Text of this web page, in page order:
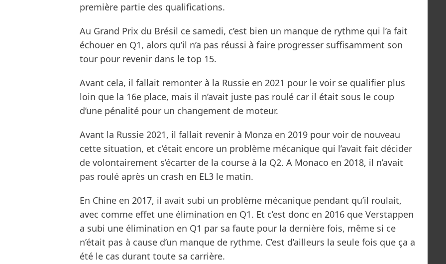
première partie des qualifications.
Au Grand Prix du Brésil ce samedi, c’est bien un manque de rythme qui l’a fait
échouer en Q1, alors qu’il n’a pas réussi à faire progresser suffisamment son
tour pour revenir dans le top 15.
Avant cela, il fallait remonter à la Russie en 2021 pour le voir se qualifier plus
loin que la 16e place, mais il n’avait juste pas roulé car il était sous le coup
d’une pénalité pour un changement de moteur.
Avant la Russie 2021, il fallait revenir à Monza en 2019 pour voir de nouveau
cette situation, et c’était encore un problème mécanique qui l’avait fait décider
de volontairement s’écarter de la course à la Q2. A Monaco en 2018, il n’avait
pas roulé après un crash en EL3 le matin.
En Chine en 2017, il avait subi un problème mécanique pendant qu’il roulait,
avec comme effet une élimination en Q1. Et c’est donc en 2016 que Verstappen
a subi une élimination en Q1 par sa faute pour la dernière fois, même si ce
n’était pas à cause d’un manque de rythme. C’est d’ailleurs la seule fois que ça a
été le cas durant toute sa carrière.